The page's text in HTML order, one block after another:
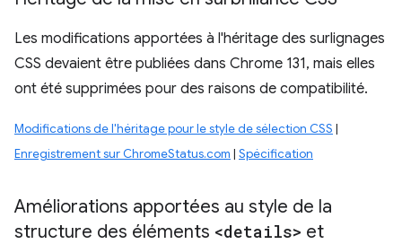
Les modifications apportées à l'héritage des surlignages
CSS devaient être publiées dans Chrome 131, mais elles
ont été supprimées pour des raisons de compatibilité.
Modifications de l'héritage pour le style de sélection CSS |
Enregistrement sur ChromeStatus.com | Spécification
Améliorations apportées au style de la
structure des éléments <details> et